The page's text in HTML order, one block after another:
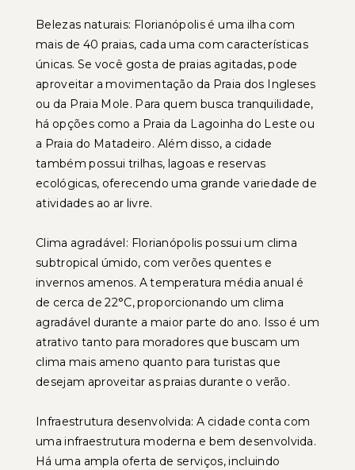
Belezas naturais: Florianópolis é uma ilha com
mais de 40 praias, cada uma com características
únicas. Se você gosta de praias agitadas, pode
aproveitar a movimentação da Praia dos Ingleses
ou da Praia Mole. Para quem busca tranquilidade,
há opções como a Praia da Lagoinha do Leste ou
a Praia do Matadeiro. Além disso, a cidade
também possui trilhas, lagoas e reservas
ecológicas, oferecendo uma grande variedade de
atividades ao ar livre.
Clima agradável: Florianópolis possui um clima
subtropical úmido, com verões quentes e
invernos amenos. A temperatura média anual é
de cerca de 22°C, proporcionando um clima
agradável durante a maior parte do ano. Isso é um
atrativo tanto para moradores que buscam um
clima mais ameno quanto para turistas que
desejam aproveitar as praias durante o verão.
Infraestrutura desenvolvida: A cidade conta com
uma infraestrutura moderna e bem desenvolvida.
Há uma ampla oferta de serviços, incluindo